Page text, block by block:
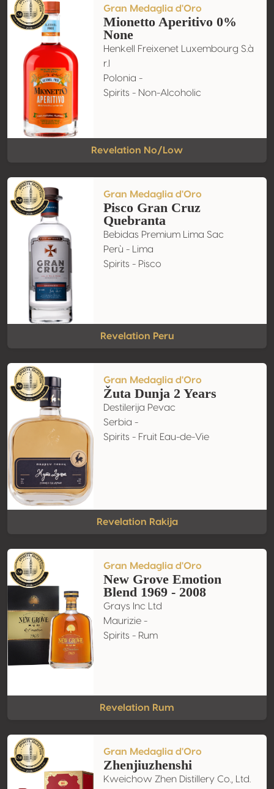
Gran Medaglia d'Oro
Mionetto Aperitivo 0%
None
Henkell Freixenet Luxembourg S.à
r.l
Polonia -
Spirits - Non-Alcoholic
Revelation No/Low
Gran Medaglia d'Oro
Pisco Gran Cruz
Quebranta
Bebidas Premium Lima Sac
Perù - Lima
Spirits - Pisco
Revelation Peru
Gran Medaglia d'Oro
Žuta Dunja 2 Years
Destilerija Pevac
Serbia -
Spirits - Fruit Eau-de-Vie
Revelation Rakija
Gran Medaglia d'Oro
New Grove Emotion
Blend 1969 - 2008
Grays Inc Ltd
Maurizie -
Spirits - Rum
Revelation Rum
Gran Medaglia d'Oro
Zhenjiuzhenshi
Kweichow Zhen Distillery Co., Ltd.